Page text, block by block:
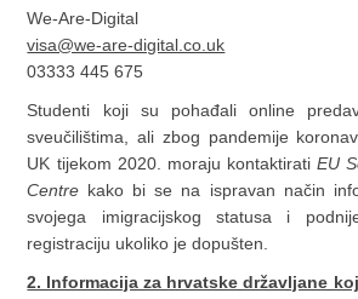
We-Are-Digital
visa@we-are-digital.co.uk
03333 445 675
Studenti koji su pohađali online
sveučilištima, ali zbog pandemije
UK tijekom 2020. moraju kontaktiratiEU
Centre kako bi se na ispravan način
svojega imigracijskog statusa i
registraciju ukoliko je dopušten.
2. Informacija za hrvatske državljane